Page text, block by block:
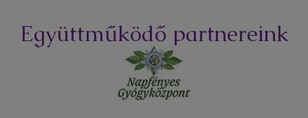
Együttműködő partnereink